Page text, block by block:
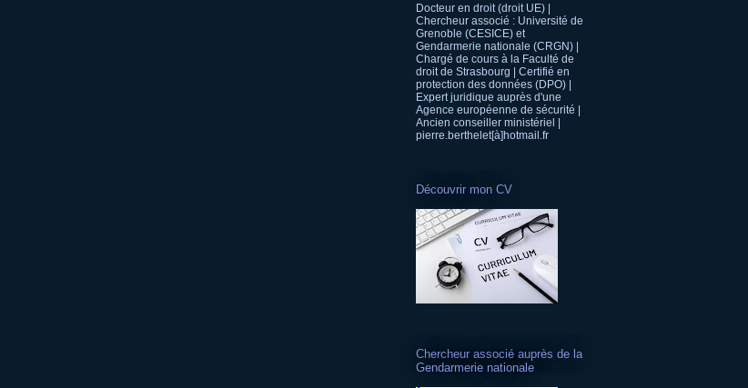
Docteur en droit (droit UE) |
Chercheur associé : Université de
Grenoble (CESICE) et
Gendarmerie nationale (CRGN) |
Chargé de cours à la Faculté de
droit de Strasbourg | Certifié en
protection des données (DPO) |
Expert juridique auprès d'une
Agence européenne de sécurité |
Ancien conseiller ministériel |
pierre.berthelet[à]hotmail.fr
Découvrir mon CV
Chercheur associé auprès de la
Gendarmerie nationale